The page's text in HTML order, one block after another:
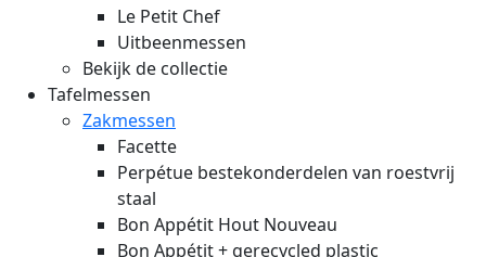
Le Petit Chef
Uitbeenmessen
Bekijk de collectie
Tafelmessen
Zakmessen
Facette
Perpétue bestekonderdelen van roestvrij
staal
Bon Appétit Hout Nouveau
Bon Appétit + gerecycled plastic